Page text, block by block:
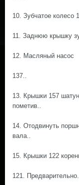
10. Зубчатое колесо
11. Заднюю крышку
12. Масляный насос
137..
13. Крышки 157
пометив..
14. Отодвинуть
вала..
15. Крышки 122
121. Предварительно.